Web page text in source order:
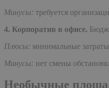
Минусы: требуется
4. Корпоратив в офисе.
Плюсы: минимальные
Минусы: нет смены
Необычные